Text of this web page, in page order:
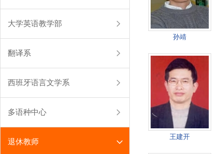
大学英语教学部
翻译系
西班牙语言文学系
多语种中心
退休教师
孙靖
王建开